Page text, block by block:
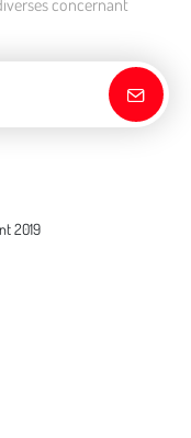
concernant
2019